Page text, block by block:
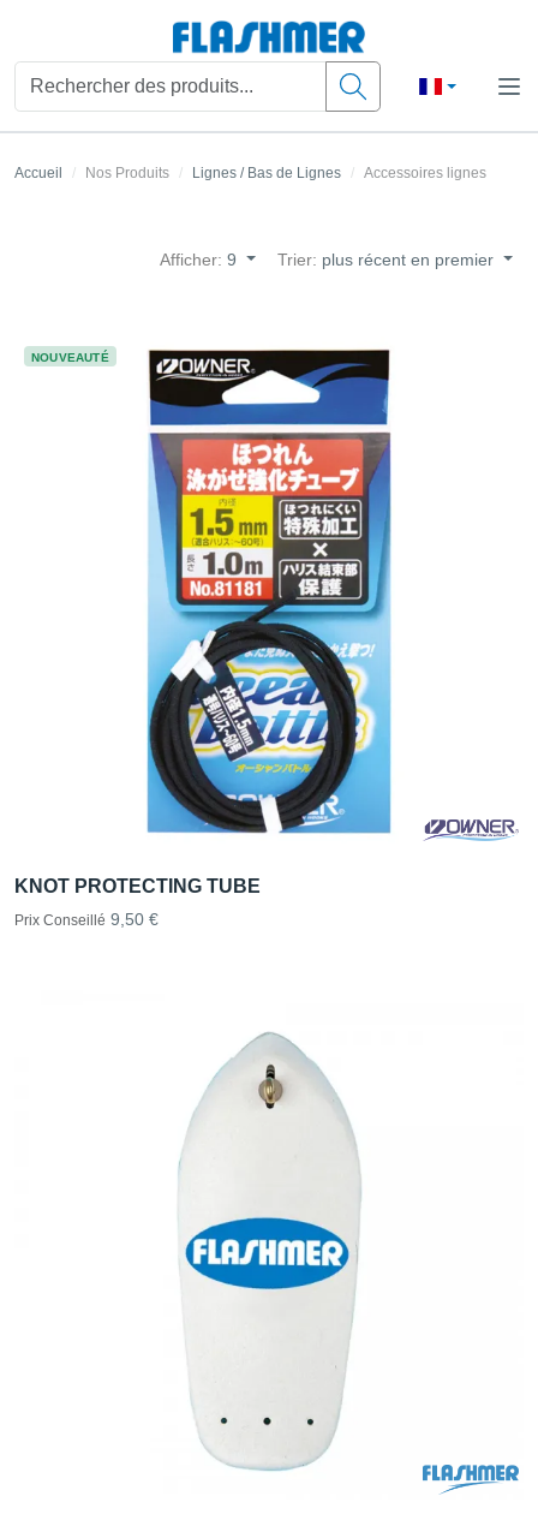
Accueil Nos Produits Lignes / Bas de Lignes Accessoires lignes
Afficher:9 Trier: plus récent en premier
NOUVEAUTÉ
KNOT PROTECTING TUBE
Prix Conseillé 9,50 €